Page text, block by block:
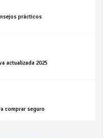
prácticos
actualizada 2025
comprar seguro